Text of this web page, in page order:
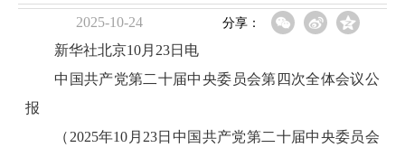
2025-10-24 分享：
新华社北京10月23日电
中国共产党第二十届中央委员会第四次全体会议公
报
（2025年10月23日中国共产党第二十届中央委员会